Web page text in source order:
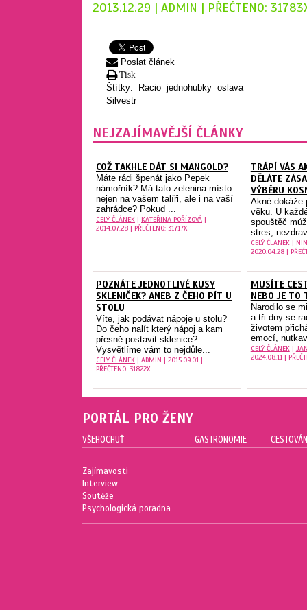
2013.12.29 | ADMIN | PŘEČTENO:
Poslat článek
Tisk
Štítky: Racio jednohubky oslava
Silvestr
NEJZAJÍMAVĚJŠÍ ČLÁNKY
COŽ TAKHLE DÁT SI MANGOLD?
Máte rádi špenát jako Pepek
námořník? Má tato zelenina místo
nejen na vašem talíři, ale i na vaší
zahrádce? Pokud ...
CELÝ ČLÁNEK | KATEŘINA POŘÍZOVÁ |
2014.07.28 | PŘEČTENO: 31717X
TRÁPÍ VÁS
DĚLÁTE
VÝBĚRU
Akné dokáže
věku. U
spouštěč
stres,
CELÝ ČLÁNEK|
2020.04.28 |
POZNÁTE JEDNOTLIVÉ KUSY
SKLENIČEK? ANEB Z ČEHO PÍT U
STOLU
Víte, jak podávat nápoje u stolu?
Do čeho nalít který nápoj a kam
přesně postavit sklenice?
Vysvětlíme vám to nejdůle...
CELÝ ČLÁNEK | ADMIN | 2015.09.01 |
PŘEČTENO: 31822X
MUSÍTE
NEBO JE TO
Narodilo se
a tři dny se
životem
emocí,
CELÝ ČLÁNEK|
2024.08.11 |
PORTÁL PRO ŽENY
VŠEHOCHUŤ
Zajímavosti
Interview
Soutěže
Psychologická poradna
GASTRONOMIE